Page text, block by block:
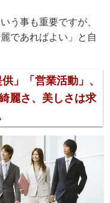
う事も重要ですが、
であればよい」と自
」「営業活動」、
麗さ、美しさは求